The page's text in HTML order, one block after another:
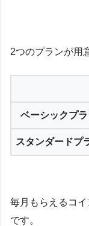
2つのプランが用
ベーシックプ
スタンダードプ
毎月もらえるコ
です。